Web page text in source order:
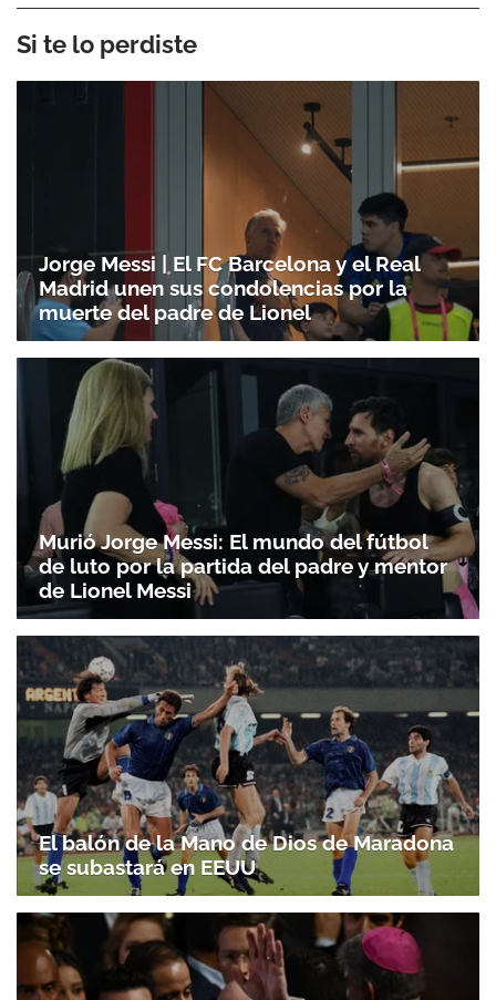
Si te lo perdiste
Jorge Messi | El FC Barcelona y el Real
Madrid unen sus condolencias por la
muerte del padre de Lionel
Murió Jorge Messi: El mundo del fútbol
de luto por la partida del padre y mentor
de Lionel Messi
El balón de la Mano de Dios de Maradona
se subastará en EEUU